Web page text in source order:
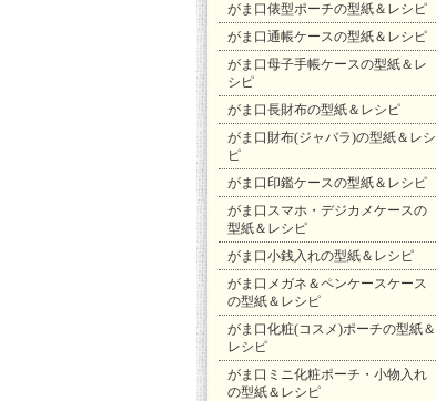
がま口俵型ポーチの型紙＆レシピ
がま口通帳ケースの型紙＆レシピ
がま口母子手帳ケースの型紙＆レ
シピ
がま口長財布の型紙＆レシピ
がま口財布(ジャバラ)の型紙＆レシ
ピ
がま口印鑑ケースの型紙＆レシピ
がま口スマホ・デジカメケースの
型紙＆レシピ
がま口小銭入れの型紙＆レシピ
がま口メガネ＆ペンケースケース
の型紙＆レシピ
がま口化粧(コスメ)ポーチの型紙＆
レシピ
がま口ミニ化粧ポーチ・小物入れ
の型紙＆レシピ